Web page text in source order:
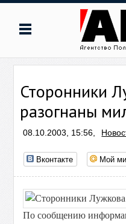
Сторонники
разогнаны
08.10.2003, 15:56,
Вконтакте Мой
По сообщению